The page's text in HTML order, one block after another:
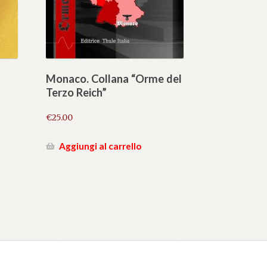
Monaco. Collana “Orme del
Terzo Reich”
€25.00
Aggiungi al carrello